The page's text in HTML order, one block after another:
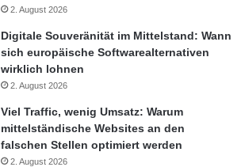
2. August 2026
Digitale Souveränität im Mittelstand: Wann
sich europäische Softwarealternativen
wirklich lohnen
2. August 2026
Viel Traffic, wenig Umsatz: Warum
mittelständische Websites an den
falschen Stellen optimiert werden
2. August 2026